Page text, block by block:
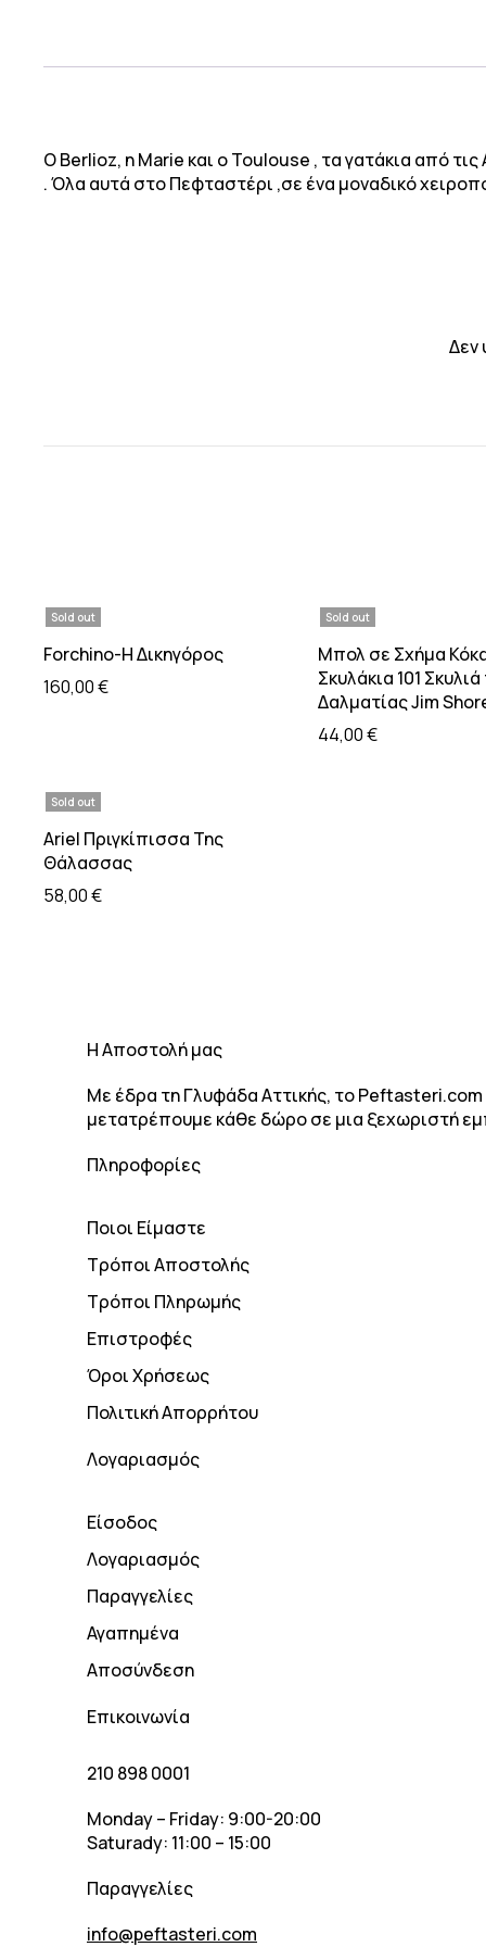
Ο Berlioz, η Marie και ο Toulouse , τα γατάκια από
. Όλα αυτά στο Πεφταστέρι ,σε ένα μοναδικό
Δεν
Sold out
Διαβάστε περισσότερα
Forchino-Η Δικηγόρος
160,00€
Sold out
Διαβάστε
Μπολ σε Σχήμα
Σκυλάκια 101
Δαλματίας Jim
44,00€
Sold out
Διαβάστε περισσότερα
Ariel Πριγκίπισσα Της
Θάλασσας
58,00€
H Αποστολή μας
Με έδρα τη Γλυφάδα Αττικής, το
μετατρέπουμε κάθε δώρο σε μια ξεχωριστή
Πληροφορίες
Ποιοι Είμαστε
Τρόποι Αποστολής
Τρόποι Πληρωμής
Επιστροφές
Όροι Χρήσεως
Πολιτική Απορρήτου
Λογαριασμός
Είσοδος
Λογαριασμός
Παραγγελίες
Αγαπημένα
Αποσύνδεση
Επικοινωνία
210 898 0001
Monday – Friday: 9:00-20:00
Saturady: 11:00 – 15:00
Παραγγελίες
info@peftasteri.com